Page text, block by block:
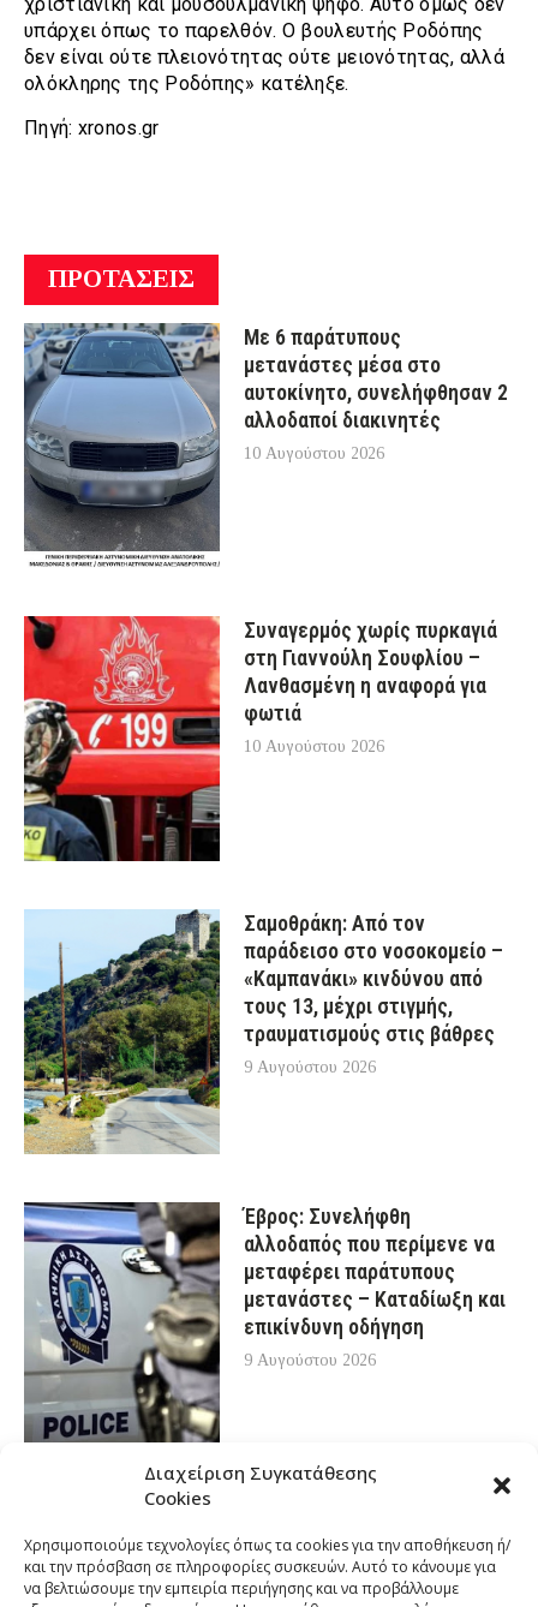
Διαχείριση Συγκατάθεσης
Cookies
Χρησιμοποιούμε τεχνολογίες όπως τα cookies για την αποθήκευση ή/
και την πρόσβαση σε πληροφορίες συσκευών. Αυτό το κάνουμε για
να βελτιώσουμε την εμπειρία περιήγησης και να προβάλλουμε
υπάρχει όπως το παρελθόν. Ο βουλευτής Ροδόπης
δεν είναι ούτε πλειονότητας ούτε μειονότητας, αλλά
ολόκληρης της Ροδόπης» κατέληξε.
Πηγή: xronos.gr
ΠΡΟΤΑΣΕΙΣ
Με 6 παράτυπους
μετανάστες μέσα στο
αυτοκίνητο, συνελήφθησαν 2
αλλοδαποί διακινητές
10 Αυγούστου 2026
Συναγερμός χωρίς πυρκαγιά
στη Γιαννούλη Σουφλίου –
Λανθασμένη η αναφορά για
φωτιά
10 Αυγούστου 2026
Σαμοθράκη: Από τον
παράδεισο στο νοσοκομείο –
«Καμπανάκι» κινδύνου από
τους 13, μέχρι στιγμής,
τραυματισμούς στις βάθρες
9 Αυγούστου 2026
Έβρος: Συνελήφθη
αλλοδαπός που περίμενε να
μεταφέρει παράτυπους
μετανάστες – Καταδίωξη και
επικίνδυνη οδήγηση
9 Αυγούστου 2026